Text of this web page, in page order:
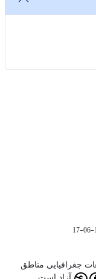
جغرافیایی مناطق